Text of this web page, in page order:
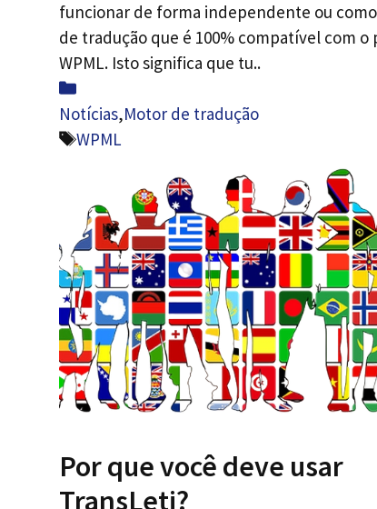
funcionar de forma independente ou
de tradução que é 100% compatível com o
WPML. Isto significa que tu..
Categorias
Notícias,Motor de tradução
Etiquetas
WPML
Por que você deve usar
TransLeti?